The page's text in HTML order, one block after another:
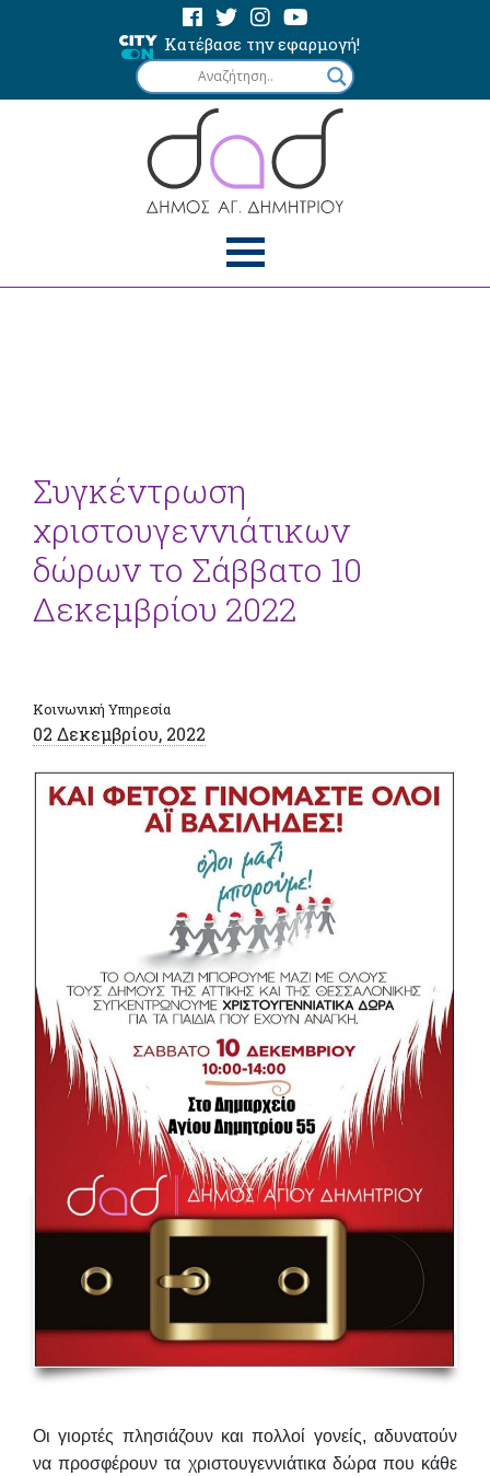
Κατέβασε την εφαρμογή!
Συγκέντρωση
χριστουγεννιάτικων
δώρων το Σάββατο 10
Δεκεμβρίου 2022
Κοινωνική Υπηρεσία
02 Δεκεμβρίου, 2022
Οι γιορτές πλησιάζουν και πολλοί γονείς, αδυνατούν
να προσφέρουν τα χριστουγεννιάτικα δώρα που κάθε